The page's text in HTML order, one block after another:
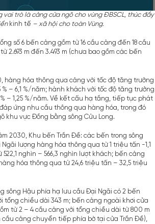
vai trò là cảng cửa ngõ cho vùng ĐBSCL, thúc đẩy
kinh tế – xã hội cho toàn Vùng.
số 6 bến cảng gồm từ 16 cầu cảng đến 18 cầu
2.693 m đến 3.493 m (chưa bao gồm các bến
hàng hóa thông qua cảng với tốc độ tăng trưởng
– 6,1 %/năm; hành khách với tốc độ tăng trưởng
– 1,25 %/năm. Về kết cấu hạ tầng, tiếp tục phát
ứng nhu cầu thông qua hàng hóa, trong đó
khu vực Đồng bằng sông Cửu Long.
2030, Khu bến Trần Đề: các bến trong sông
lượng hàng hóa thông qua từ 1 triệu tấn -1,1
nghìn – 566,3 nghìn lượt khách; bến cảng
hóa thông qua từ 24,6 triệu tấn – 32,5 triệu
sông Hậu phía hạ lưu cầu Đại Ngãi có 2 bến
tổng chiều dài 343 m; bến cảng ngoài khơi cửa
từ 2 – 4 cầu cảng với tổng chiều dài từ 800 m
cầu cảng chuyển tiếp phía bờ tại cửa Trần Đề),